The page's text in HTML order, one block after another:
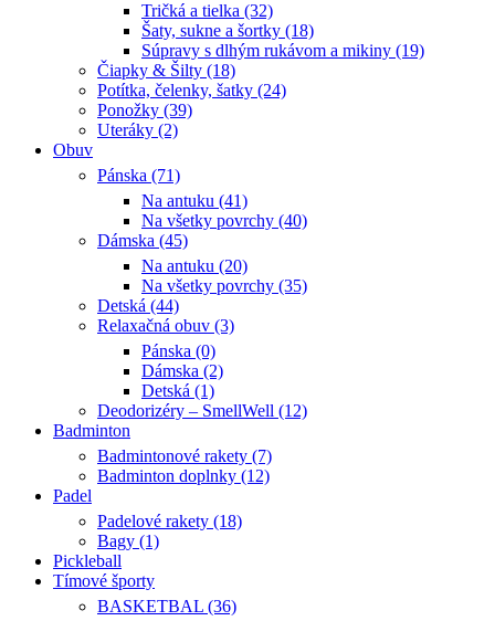
Tričká a tielka (32)
Šaty, sukne a šortky (18)
Súpravy s dlhým rukávom a mikiny (19)
Čiapky & Šilty (18)
Potítka, čelenky, šatky (24)
Ponožky (39)
Uteráky (2)
Obuv
Pánska (71)
Na antuku (41)
Na všetky povrchy (40)
Dámska (45)
Na antuku (20)
Na všetky povrchy (35)
Detská (44)
Relaxačná obuv (3)
Pánska (0)
Dámska (2)
Detská (1)
Deodorizéry – SmellWell (12)
Badminton
Badmintonové rakety (7)
Badminton doplnky (12)
Padel
Padelové rakety (18)
Bagy (1)
Pickleball
Tímové športy
BASKETBAL (36)